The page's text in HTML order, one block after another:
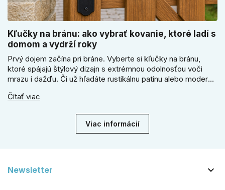
Kľučky na bránu: ako vybrať kovanie, ktoré ladí s
domom a vydrží roky
Prvý dojem začína pri bráne. Vyberte si kľučky na bránu,
ktoré spájajú štýlový dizajn s extrémnou odolnosťou voči
mrazu i dažďu. Či už hľadáte rustikálnu patinu alebo moderné
vydrží roky. Zabezpečte svoj vstup kvalitou, ktorá prežije
Čítať viac
Viac informácií
Newsletter 